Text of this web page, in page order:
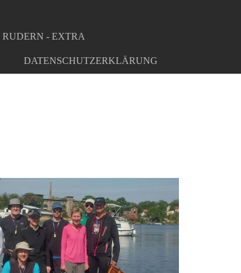
RUDERN - EXTRA
DATENSCHUTZERKLÄRUNG